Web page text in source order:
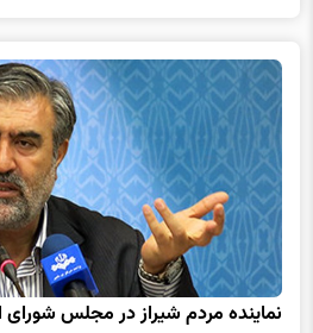
نماینده مردم شیراز در مجلس